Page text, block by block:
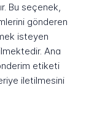
Bu seçenek,
gönderen
isteyen
Ana
etiketi
iletilmesini